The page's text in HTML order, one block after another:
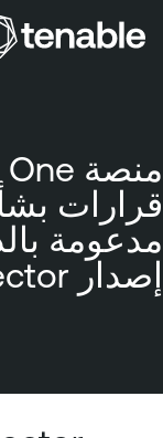
قرارات
مدعومة
إصدار Open Connector